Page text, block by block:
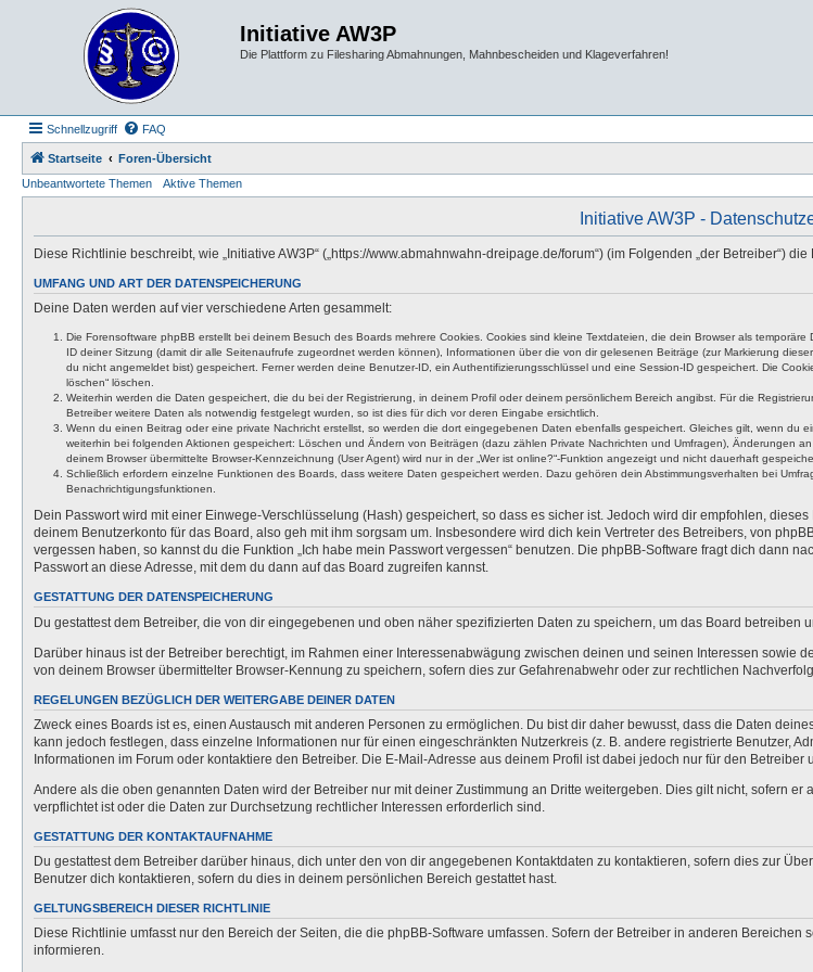
Initiative AW3P
Die Plattform zu Filesharing Abmahnungen, Mahnbescheiden und Klageverfahren!
Schnellzugriff FAQ
Startseite
Foren-Übersicht
Unbeantwortete Themen
Aktive Themen
Initiative AW3P -
Diese Richtlinie beschreibt, wie „Initiative AW3P“ („https://www.abmahnwahn-dreipage.de/forum“) (im Folgenden „der Betreiber“)
UMFANG UND ART DER DATENSPEICHERUNG
Deine Daten werden auf vier verschiedene Arten gesammelt:
Die Forensoftware phpBB erstellt bei deinem Besuch des Boards mehrere Cookies. Cookies sind kleine Textdateien, die dein Browser als
ID deiner Sitzung (damit dir alle Seitenaufrufe zugeordnet werden können), Informationen über die von dir gelesenen Beiträge (zur Markierung
du nicht angemeldet bist) gespeichert. Ferner werden deine Benutzer-ID, ein Authentifizierungsschlüssel und eine Session-ID gespeichert. Die
löschen“ löschen.
Weiterhin werden die Daten gespeichert, die du bei der Registrierung, in deinem Profil oder deinem persönlichem Bereich angibst. Für die
Betreiber weitere Daten als notwendig festgelegt wurden, so ist dies für dich vor deren Eingabe ersichtlich.
Wenn du einen Beitrag oder eine private Nachricht erstellst, so werden die dort eingegebenen Daten ebenfalls gespeichert. Gleiches gilt, wenn
weiterhin bei folgenden Aktionen gespeichert: Löschen und Ändern von Beiträgen (dazu zählen Private Nachrichten und Umfragen), Änderungen
deinem Browser übermittelte Browser-Kennzeichnung (User Agent) wird nur in der „Wer ist online?“-Funktion angezeigt und nicht dauerhaft
Schließlich erfordern einzelne Funktionen des Boards, dass weitere Daten gespeichert werden. Dazu gehören dein Abstimmungsverhalten bei
Benachrichtigungsfunktionen.
Dein Passwort wird mit einer Einwege-Verschlüsselung (Hash) gespeichert, so dass es sicher ist. Jedoch wird dir empfohlen,
deinem Benutzerkonto für das Board, also geh mit ihm sorgsam um. Insbesondere wird dich kein Vertreter des Betreibers, von
vergessen haben, so kannst du die Funktion „Ich habe mein Passwort vergessen“ benutzen. Die phpBB-Software fragt dich dann
Passwort an diese Adresse, mit dem du dann auf das Board zugreifen kannst.
GESTATTUNG DER DATENSPEICHERUNG
Du gestattest dem Betreiber, die von dir eingegebenen und oben näher spezifizierten Daten zu speichern, um das Board betreiben
Darüber hinaus ist der Betreiber berechtigt, im Rahmen einer Interessenabwägung zwischen deinen und seinen Interessen sowie
von deinem Browser übermittelter Browser-Kennung zu speichern, sofern dies zur Gefahrenabwehr oder zur rechtlichen
REGELUNGEN BEZÜGLICH DER WEITERGABE DEINER DATEN
Zweck eines Boards ist es, einen Austausch mit anderen Personen zu ermöglichen. Du bist dir daher bewusst, dass die Daten
kann jedoch festlegen, dass einzelne Informationen nur für einen eingeschränkten Nutzerkreis (z. B. andere registrierte Benutzer,
Informationen im Forum oder kontaktiere den Betreiber. Die E-Mail-Adresse aus deinem Profil ist dabei jedoch nur für den
Andere als die oben genannten Daten wird der Betreiber nur mit deiner Zustimmung an Dritte weitergeben. Dies gilt nicht, sofern
verpflichtet ist oder die Daten zur Durchsetzung rechtlicher Interessen erforderlich sind.
GESTATTUNG DER KONTAKTAUFNAHME
Du gestattest dem Betreiber darüber hinaus, dich unter den von dir angegebenen Kontaktdaten zu kontaktieren, sofern dies zur
Benutzer dich kontaktieren, sofern du dies in deinem persönlichen Bereich gestattet hast.
GELTUNGSBEREICH DIESER RICHTLINIE
Diese Richtlinie umfasst nur den Bereich der Seiten, die die phpBB-Software umfassen. Sofern der Betreiber in anderen
informieren.